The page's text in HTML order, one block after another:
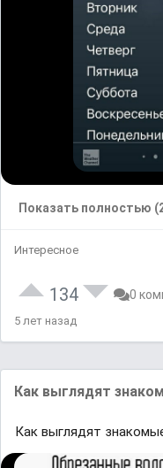
Показать полностью
Интересное
134 0
5 лет назад
Как выглядят
Как выглядят